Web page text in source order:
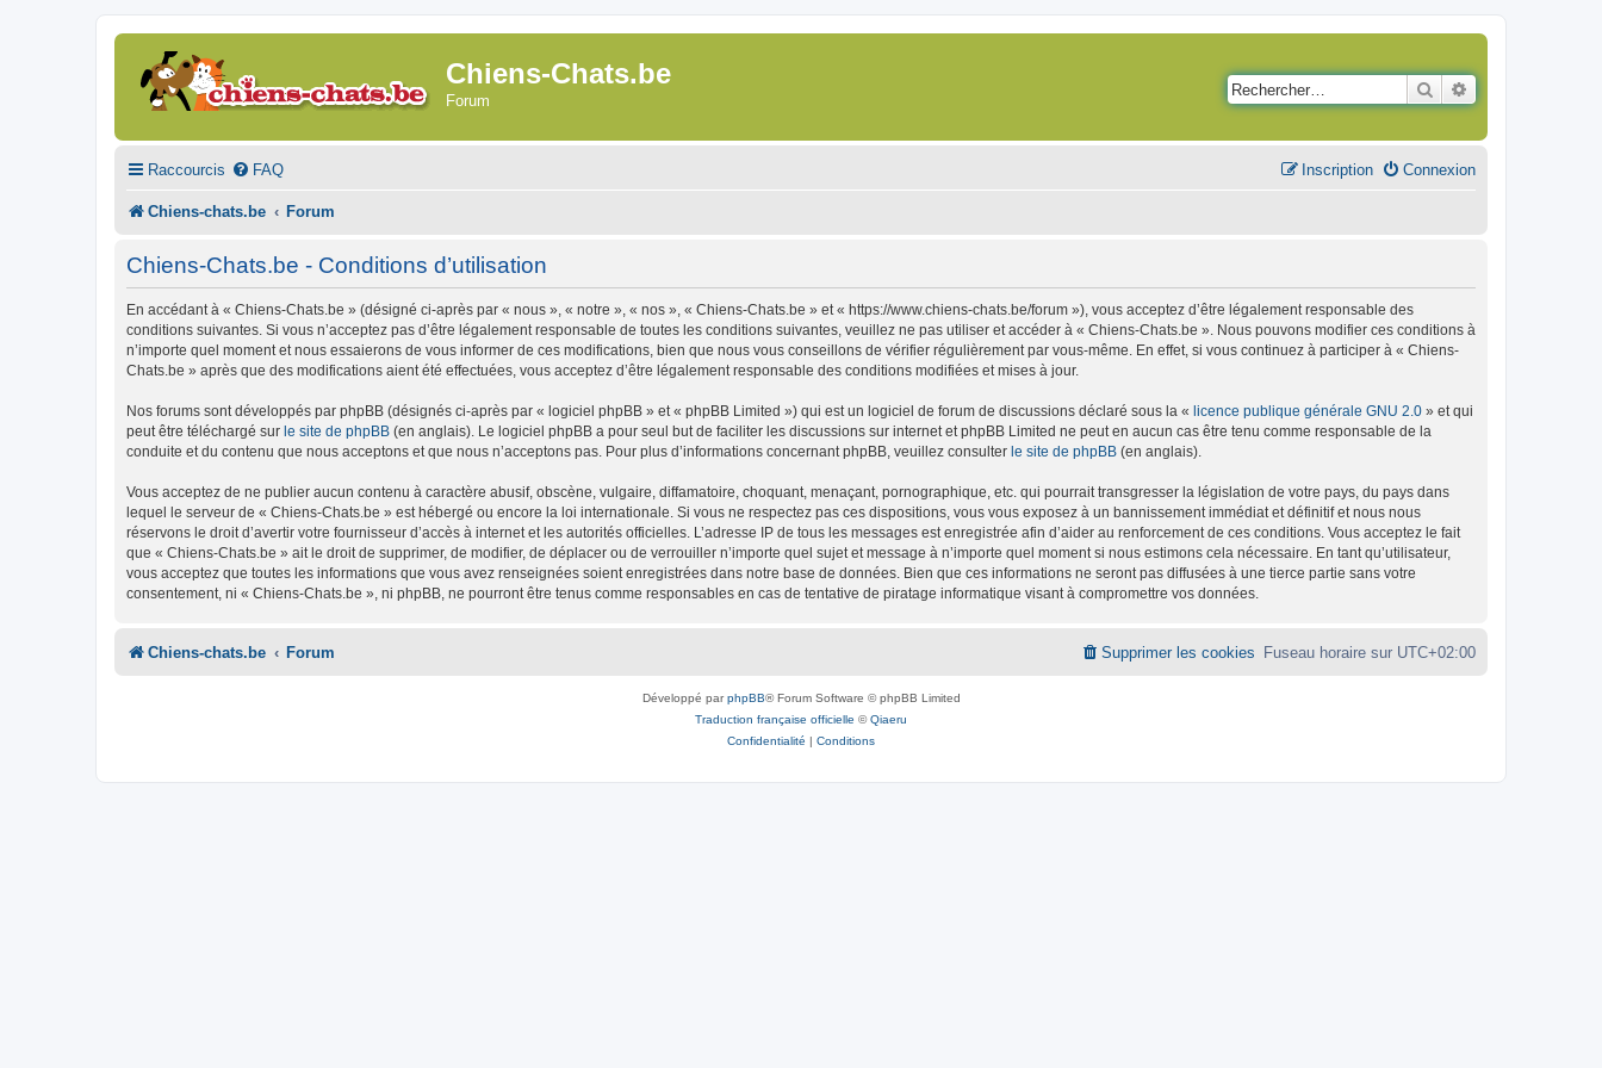
Chiens-Chats.be
Forum
Rechercher
Raccourcis FAQ Connexion
Inscription
Chiens-chats.be Forum
Chiens-Chats.be - Conditions d’utilisation
En accédant à « Chiens-Chats.be » (désigné ci-après par « nous », « notre », « nos », « Chiens-Chats.be » et « https://www.chiens-chats.be/forum »), vous acceptez d’être légalement responsable des
conditions suivantes. Si vous n’acceptez pas d’être légalement responsable de toutes les conditions suivantes, veuillez ne pas utiliser et accéder à « Chiens-Chats.be ». Nous pouvons modifier ces conditions à
n’importe quel moment et nous essaierons de vous informer de ces modifications, bien que nous vous conseillons de vérifier régulièrement par vous-même. En effet, si vous continuez à participer à « Chiens-
Chats.be » après que des modifications aient été effectuées, vous acceptez d’être légalement responsable des conditions modifiées et mises à jour.
Nos forums sont développés par phpBB (désignés ci-après par « logiciel phpBB » et « phpBB Limited ») qui est un logiciel de forum de discussions déclaré sous la « licence publique générale GNU 2.0 » et qui
peut être téléchargé sur le site de phpBB (en anglais). Le logiciel phpBB a pour seul but de faciliter les discussions sur internet et phpBB Limited ne peut en aucun cas être tenu comme responsable de la
conduite et du contenu que nous acceptons et que nous n’acceptons pas. Pour plus d’informations concernant phpBB, veuillez consulter le site de phpBB (en anglais).
Vous acceptez de ne publier aucun contenu à caractère abusif, obscène, vulgaire, diffamatoire, choquant, menaçant, pornographique, etc. qui pourrait transgresser la législation de votre pays, du pays dans
lequel le serveur de « Chiens-Chats.be » est hébergé ou encore la loi internationale. Si vous ne respectez pas ces dispositions, vous vous exposez à un bannissement immédiat et définitif et nous nous
réservons le droit d’avertir votre fournisseur d’accès à internet et les autorités officielles. L’adresse IP de tous les messages est enregistrée afin d’aider au renforcement de ces conditions. Vous acceptez le fait
que « Chiens-Chats.be » ait le droit de supprimer, de modifier, de déplacer ou de verrouiller n’importe quel sujet et message à n’importe quel moment si nous estimons cela nécessaire. En tant qu’utilisateur,
vous acceptez que toutes les informations que vous avez renseignées soient enregistrées dans notre base de données. Bien que ces informations ne seront pas diffusées à une tierce partie sans votre
consentement, ni « Chiens-Chats.be », ni phpBB, ne pourront être tenus comme responsables en cas de tentative de piratage informatique visant à compromettre vos données.
Chiens-chats.be Forum Fuseau horaire sur UTC+02:00
Supprimer les cookies
Développé parphpBB® Forum Software © phpBB Limited
Traduction française officielle ©Qiaeru
Confidentialité | Conditions